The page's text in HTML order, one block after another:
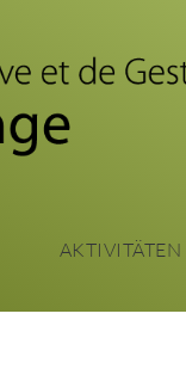
AKTIVITÄTEN